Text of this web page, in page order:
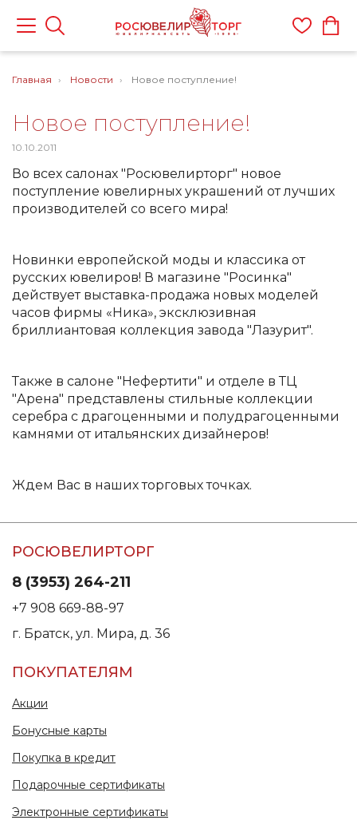
Главная Новости Новое поступление!
Новое поступление!
10.10.2011
Во всех салонах "Росювелирторг" новое
поступление ювелирных украшений от лучших
производителей со всего мира!
Новинки европейской моды и классика от
русских ювелиров! В магазине "Росинка"
действует выставка-продажа новых моделей
часов фирмы «Ника», эксклюзивная
бриллиантовая коллекция завода "Лазурит".
Также в салоне "Нефертити" и отделе в ТЦ
"Арена" представлены стильные коллекции
серебра с драгоценными и полудрагоценными
камнями от итальянских дизайнеров!
Ждем Вас в наших торговых точках.
РОСЮВЕЛИРТОРГ
8 (3953) 264-211
+7 908 669-88-97
г. Братск, ул. Мира, д. 36
ПОКУПАТЕЛЯМ
Акции
Бонусные карты
Покупка в кредит
Подарочные сертификаты
Электронные сертификаты